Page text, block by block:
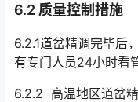
6.2 质量控制措施
6.2.1道岔精调完毕后
有专门人员24小时看
6.2.2 高温地区道岔